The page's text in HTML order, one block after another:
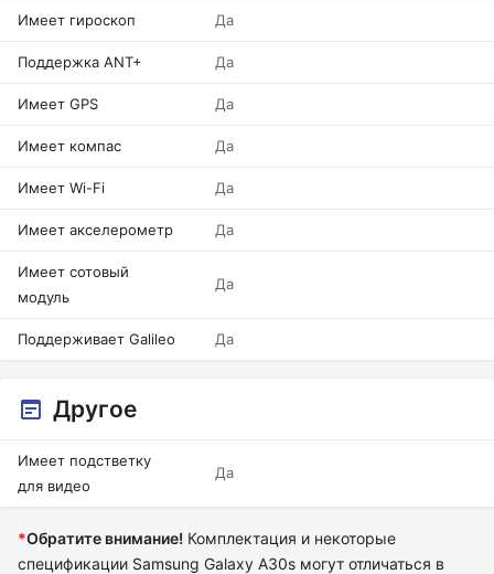
Имеет гироскоп Да
Поддержка ANT+ Да
Имеет GPS Да
Имеет компас Да
Имеет Wi-Fi Да
Имеет акселерометр Да
Имеет сотовый
модуль
Да
Поддерживает Galileo Да
Другое
Имеет подстветку
для видео
Да
*Обратите внимание! Комплектация и некоторые
спецификации Samsung Galaxy A30s могут отличаться в